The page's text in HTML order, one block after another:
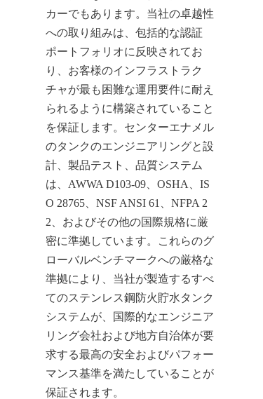
カーでもあります。当社の卓越性
への取り組みは、包括的な認証
ポートフォリオに反映されてお
り、お客様のインフラストラク
チャが最も困難な運用要件に耐え
られるように構築されていること
を保証します。センターエナメル
のタンクのエンジニアリングと設
計、製品テスト、品質システム
は、AWWA D103-09、OSHA、IS
O 28765、NSF ANSI 61、NFPA 2
2、およびその他の国際規格に厳
密に準拠しています。これらのグ
ローバルベンチマークへの厳格な
準拠により、当社が製造するすべ
てのステンレス鋼防火貯水タンク
システムが、国際的なエンジニア
リング会社および地方自治体が要
求する最高の安全およびパフォー
マンス基準を満たしていることが
保証されます。